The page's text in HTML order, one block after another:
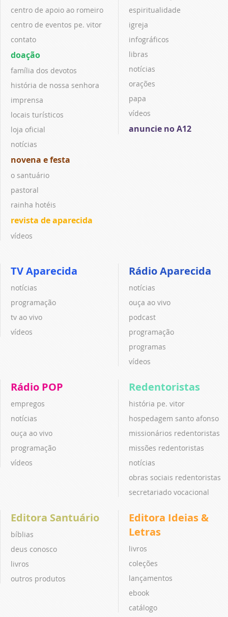
centro de apoio ao romeiro
centro de eventos pe. vitor
contato
doação
família dos devotos
história de nossa senhora
imprensa
locais turísticos
loja oficial
notícias
novena e festa
o santuário
pastoral
rainha hotéis
revista de aparecida
vídeos
espiritualidade
igreja
infográficos
libras
notícias
orações
papa
vídeos
anuncie no A12
TV Aparecida
notícias
programação
tv ao vivo
vídeos
Rádio Aparecida
notícias
ouça ao vivo
podcast
programação
programas
vídeos
Rádio POP
empregos
notícias
ouça ao vivo
programação
vídeos
Redentoristas
história pe. vitor
hospedagem santo afonso
missionários redentoristas
missões redentoristas
notícias
obras sociais redentoristas
secretariado vocacional
Editora Santuário
bíblias
deus conosco
livros
outros produtos
Editora Ideias &
Letras
livros
coleções
lançamentos
ebook
catálogo